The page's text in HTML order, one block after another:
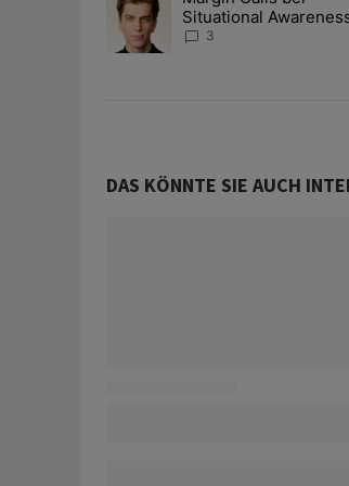
Situational
Alles über den Retter-
3
DAS KÖNNTE SIE AUCH